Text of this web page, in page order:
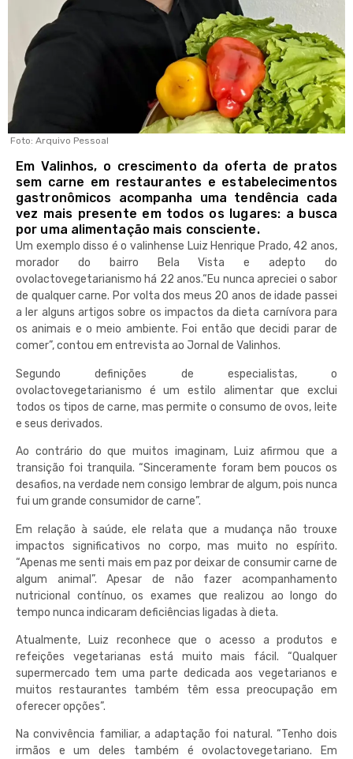
Foto: Arquivo Pessoal
Em Valinhos, o crescimento da oferta de pratos
sem carne em restaurantes e estabelecimentos
gastronômicos acompanha uma tendência cada
vez mais presente em todos os lugares: a busca
por uma alimentação mais consciente.
Um exemplo disso é o valinhense Luiz Henrique Prado, 42 anos,
morador do bairro Bela Vista e adepto do
ovolactovegetarianismo há 22 anos.“Eu nunca apreciei o sabor
de qualquer carne. Por volta dos meus 20 anos de idade passei
a ler alguns artigos sobre os impactos da dieta carnívora para
os animais e o meio ambiente. Foi então que decidi parar de
comer”, contou em entrevista ao Jornal de Valinhos.
Segundo definições de especialistas, o
ovolactovegetarianismo é um estilo alimentar que exclui
todos os tipos de carne, mas permite o consumo de ovos, leite
e seus derivados.
Ao contrário do que muitos imaginam, Luiz afirmou que a
transição foi tranquila. “Sinceramente foram bem poucos os
desafios, na verdade nem consigo lembrar de algum, pois nunca
fui um grande consumidor de carne”.
Em relação à saúde, ele relata que a mudança não trouxe
impactos significativos no corpo, mas muito no espírito.
“Apenas me senti mais em paz por deixar de consumir carne de
algum animal”. Apesar de não fazer acompanhamento
nutricional contínuo, os exames que realizou ao longo do
tempo nunca indicaram deficiências ligadas à dieta.
Atualmente, Luiz reconhece que o acesso a produtos e
refeições vegetarianas está muito mais fácil. “Qualquer
supermercado tem uma parte dedicada aos vegetarianos e
muitos restaurantes também têm essa preocupação em
oferecer opções”.
Na convivência familiar, a adaptação foi natural. “Tenho dois
irmãos e um deles também é ovolactovegetariano. Em